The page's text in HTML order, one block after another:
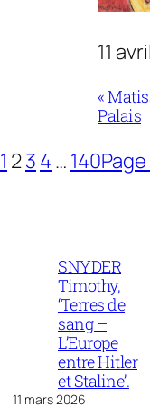
11
«
Palais
1 23 4 … 140
SNYDER
Timothy,
‘Terres de
sang –
L’Europe
entre Hitler
et Staline’.
11 mars 2026